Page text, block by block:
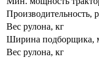
Производительность,
Вес рулона, кг
Ширина подборщика,
Вес рулона, кг